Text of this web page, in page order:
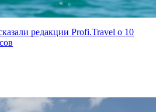
редакции Profi.Travel о 10